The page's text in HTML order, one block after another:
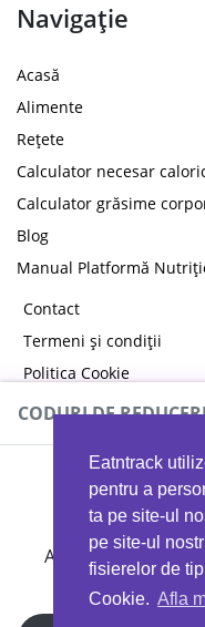
Eatntrack
pentru a
ta pe site-ul
pe site-ul
fisierelor de
Cookie. Afla
Navigație
Acasă
Alimente
Rețete
Calculator necesar
Calculator grăsime
Blog
Manual Platformă
Contact
Termeni și condiții
Politica Cookie
Politica de
CODURI DE
Ai 40%reducere la